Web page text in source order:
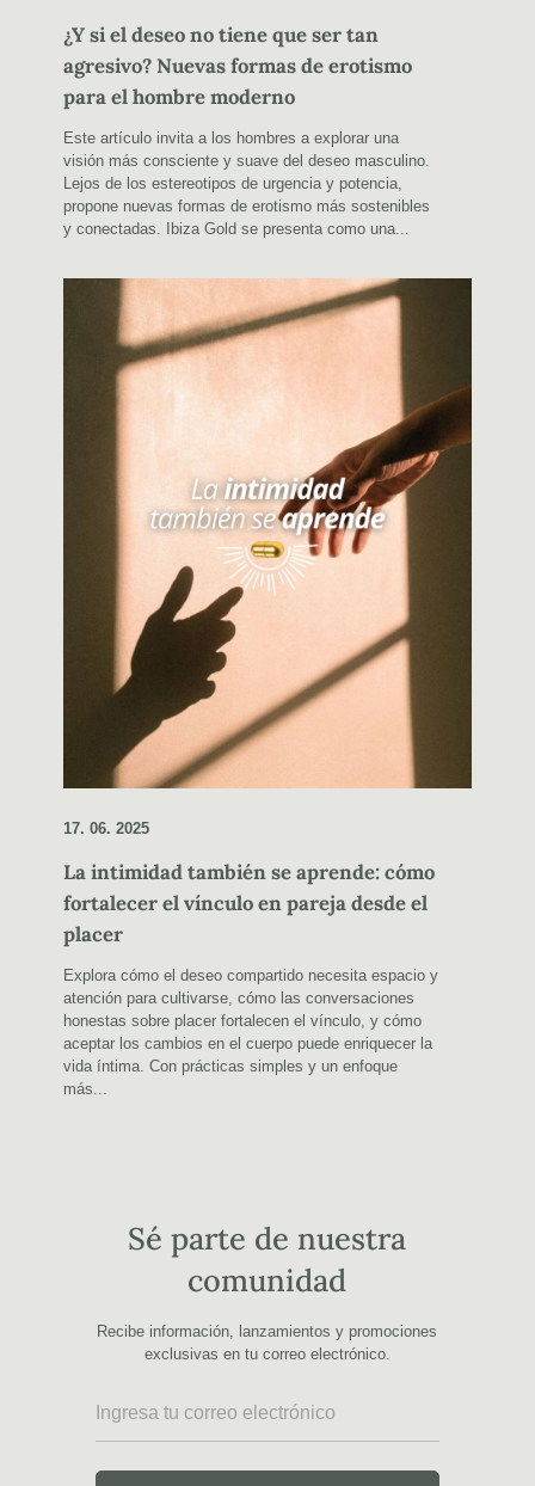
¿Y si el deseo no tiene que ser tan
agresivo? Nuevas formas de erotismo
para el hombre moderno
Este artículo invita a los hombres a explorar una
visión más consciente y suave del deseo masculino.
Lejos de los estereotipos de urgencia y potencia,
propone nuevas formas de erotismo más sostenibles
y conectadas. Ibiza Gold se presenta como una...
17. 06. 2025
La intimidad también se aprende: cómo
fortalecer el vínculo en pareja desde el
placer
Explora cómo el deseo compartido necesita espacio y
atención para cultivarse, cómo las conversaciones
honestas sobre placer fortalecen el vínculo, y cómo
aceptar los cambios en el cuerpo puede enriquecer la
vida íntima. Con prácticas simples y un enfoque
más...
Sé parte de nuestra
comunidad
Recibe información, lanzamientos y promociones
exclusivas en tu correo electrónico.